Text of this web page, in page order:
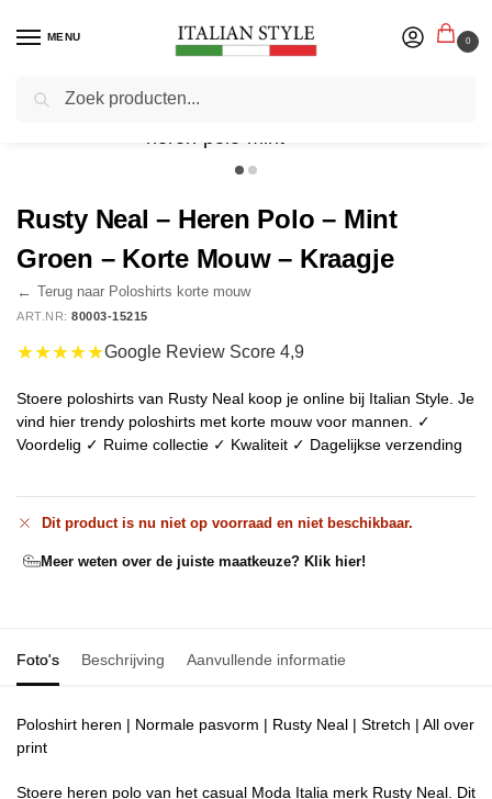
MENU 0
Home Herenmode / Poloshirts
Rusty Neal – Heren Polo – Mint
Groen – Korte Mouw – Kraagje
← Terug naar Poloshirts korte mouw
ART.NR: 80003-15215
★★★★★Google Review Score 4,9
Stoere poloshirts van Rusty Neal koop je online bij Italian Style. Je
vind hier trendy poloshirts met korte mouw voor mannen. ✓
Voordelig ✓ Ruime collectie ✓ Kwaliteit ✓ Dagelijkse verzending
Dit product is nu niet op voorraad en niet beschikbaar.
Meer weten over de juiste maatkeuze? Klik hier!
Foto's Beschrijving Aanvullende informatie
Poloshirt heren | Normale pasvorm | Rusty Neal | Stretch | All over
print
Stoere heren polo van het casual Moda Italia merk Rusty Neal. Dit